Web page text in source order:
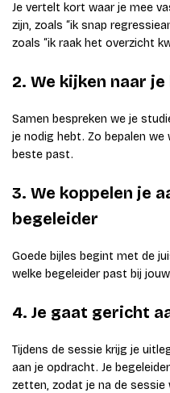
Je vertelt kort waar je mee
zijn, zoals “ik snap
zoals “ik raak het overzicht
2. We kijken naar
Samen bespreken we je
je nodig hebt. Zo bepalen
beste past.
3. We koppelen je
begeleider
Goede bijles begint met de
welke begeleider past bij
4. Je gaat gericht
Tijdens de sessie krijg je
aan je opdracht. Je
zetten, zodat je na de sessie